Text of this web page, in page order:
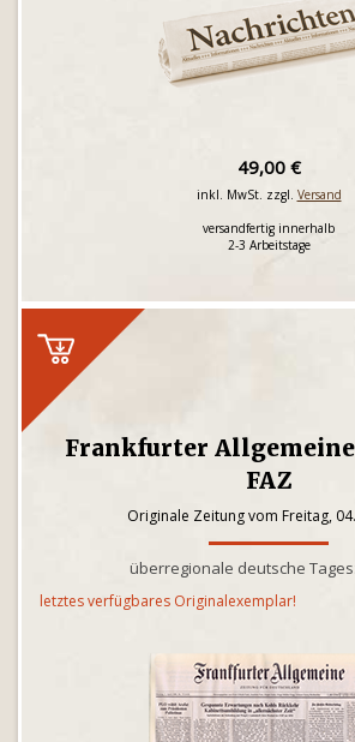
49,00 €
inkl. MwSt. zzgl. Versand
versandfertig innerhalb
2-3 Arbeitstage
Frankfurter
FAZ
Originale Zeitung vom Freitag,
überregionale deutsche
letztes verfügbares Originalexemplar!